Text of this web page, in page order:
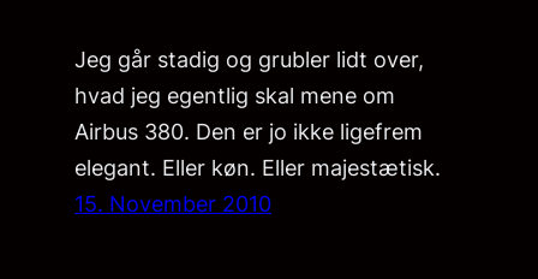
Jeg går stadig og grubler lidt over,
hvad jeg egentlig skal mene om
Airbus 380. Den er jo ikke ligefrem
elegant. Eller køn. Eller majestætisk.
15. November 2010